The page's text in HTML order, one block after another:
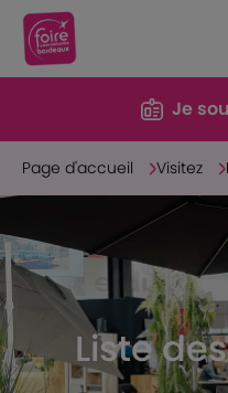
Je
Page d'accueil Visitez
Liste